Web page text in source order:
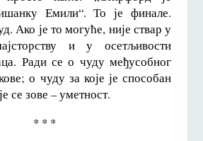
Емили“. То је финале.
Ако је то могуће, није ствар у
и у осетљивости
Ради се о чуду међусобног
о чуду за које је способан
се зове – уметност.
* * *